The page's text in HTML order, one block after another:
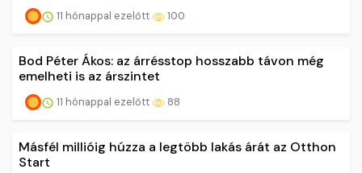
11 hónappal ezelőtt 100
Bod Péter Ákos: az árrésstop hosszabb távon még
emelheti is az árszintet
11 hónappal ezelőtt 88
Másfél millióig húzza a legtöbb lakás árát az Otthon
Start